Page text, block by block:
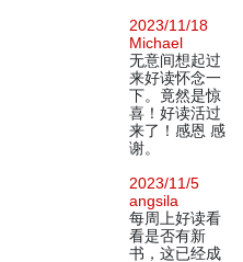
2023/11/18
Michael
无意间想起过
来好读怀念一
下。竟然是惊
喜！好读活过
来了！感恩 感
谢。
2023/11/5
angsila
每周上好读看
看是否有新
书，这已经成